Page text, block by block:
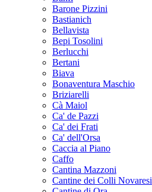
Barone Pizzini
Bastianich
Bellavista
Bepi Tosolini
Berlucchi
Bertani
Biava
Bonaventura Maschio
Briziarelli
Cà Maiol
Ca' de Pazzi
Ca' dei Frati
Ca' dell'Orsa
Caccia al Piano
Caffo
Cantina Mazzoni
Cantine dei Colli Novaresi